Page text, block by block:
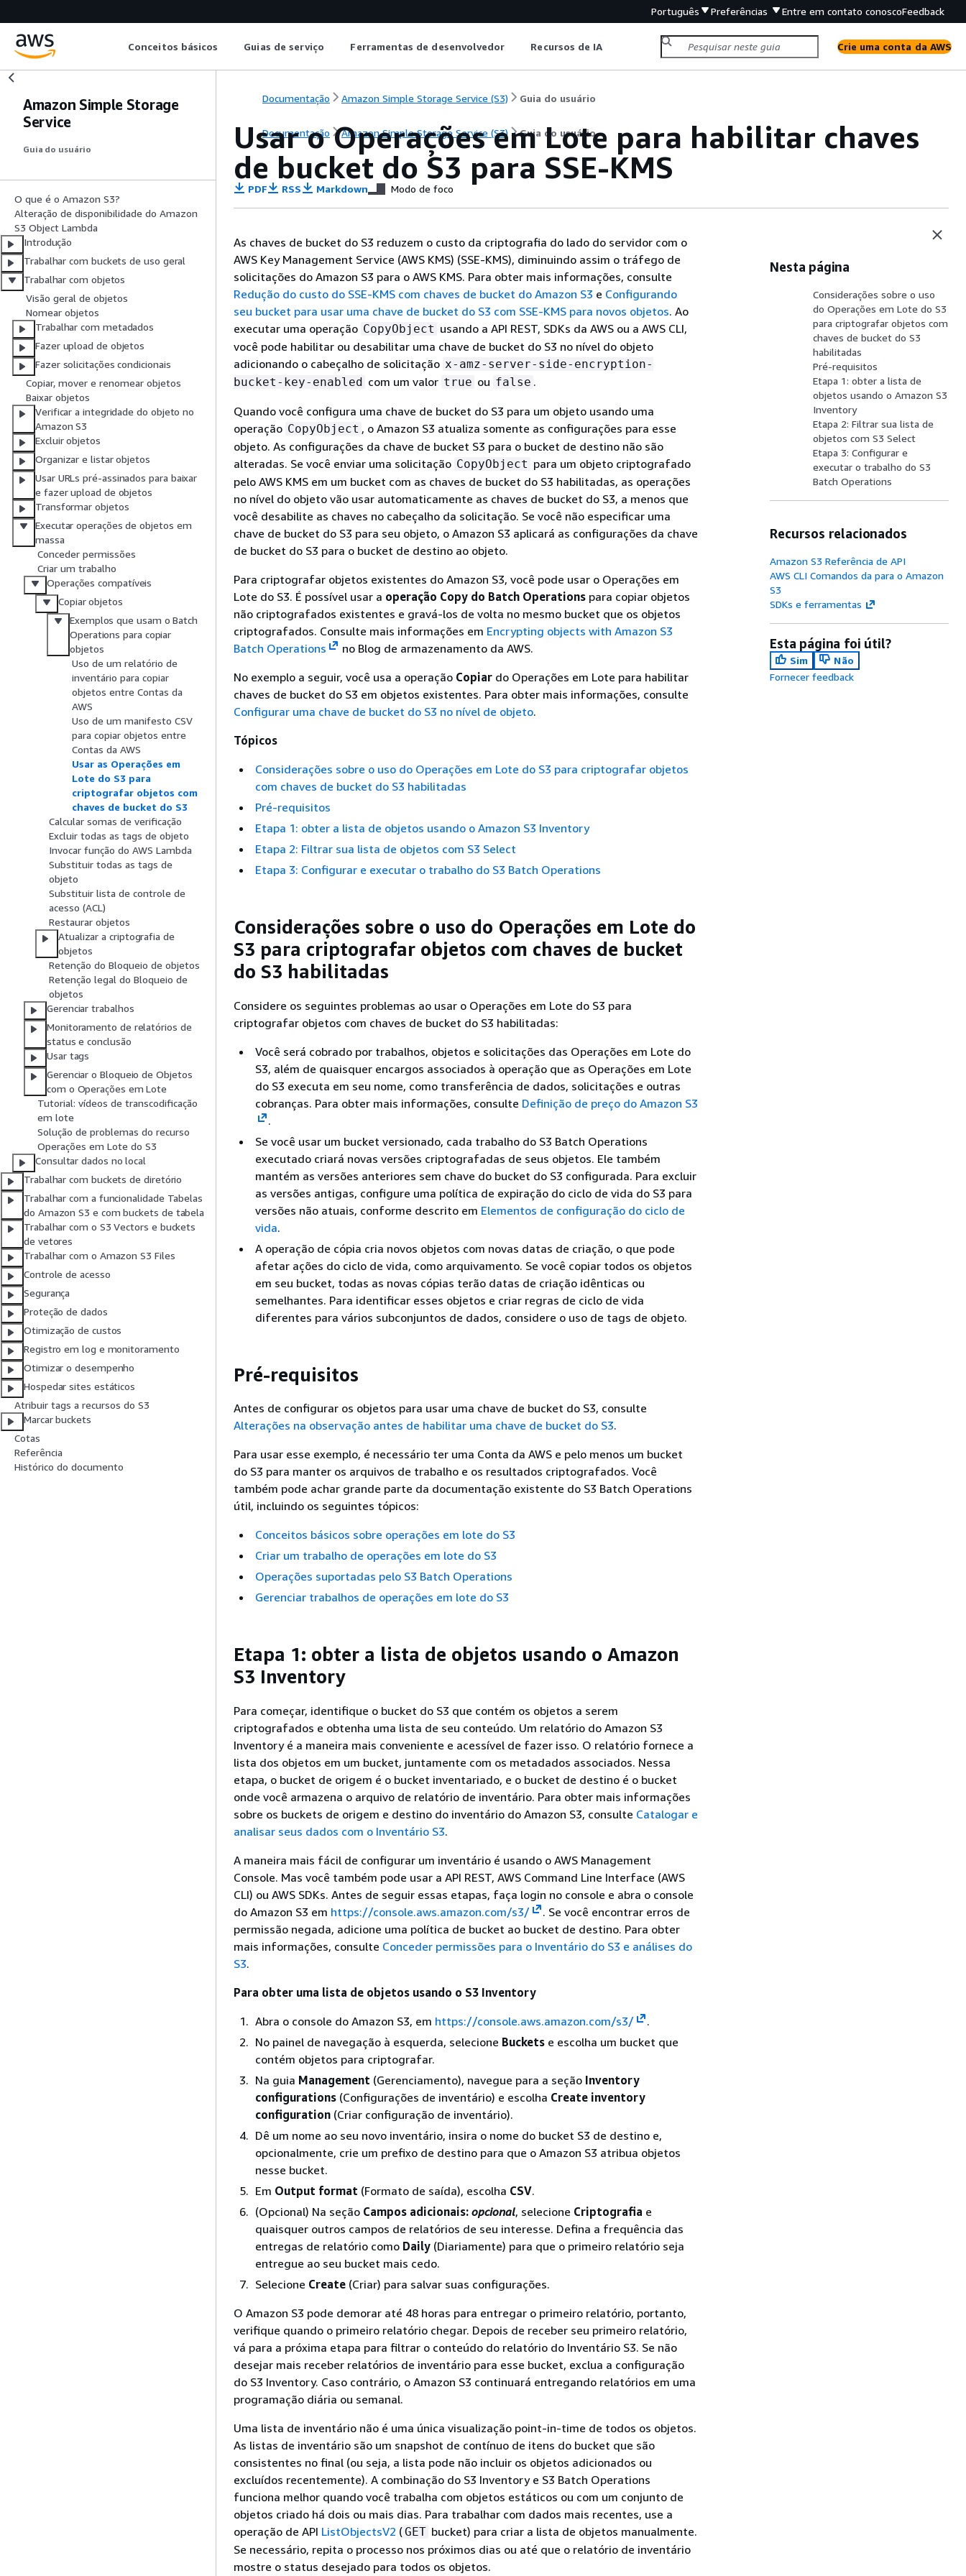
Português Preferências Entre em contato conoscoFeedback
Conceitos básicos Guias de serviço Ferramentas de desenvolvedor Recursos de IA Crie uma conta da AWS
Amazon Simple Storage
Service
Guia do usuário
O que é o Amazon S3?
Alteração de disponibilidade do Amazon
S3 Object Lambda
Introdução
Trabalhar com buckets de uso geral
Trabalhar com objetos
Visão geral de objetos
Nomear objetos
Trabalhar com metadados
Fazer upload de objetos
Fazer solicitações condicionais
Copiar, mover e renomear objetos
Baixar objetos
Verificar a integridade do objeto no
Amazon S3
Excluir objetos
Organizar e listar objetos
Usar URLs pré-assinados para baixar
e fazer upload de objetos
Transformar objetos
Executar operações de objetos em
massa
Conceder permissões
Criar um trabalho
Operações compatíveis
Copiar objetos
Exemplos que usam o Batch
Operations para copiar
objetos
Uso de um relatório de
inventário para copiar
objetos entre Contas da
AWS
Uso de um manifesto CSV
para copiar objetos entre
Contas da AWS
Usar as Operações em
Lote do S3 para
criptografar objetos com
chaves de bucket do S3
Calcular somas de verificação
Excluir todas as tags de objeto
Invocar função do AWS Lambda
Substituir todas as tags de
objeto
Substituir lista de controle de
acesso (ACL)
Restaurar objetos
Atualizar a criptografia de
objetos
Retenção do Bloqueio de objetos
Retenção legal do Bloqueio de
objetos
Gerenciar trabalhos
Monitoramento de relatórios de
status e conclusão
Usar tags
Gerenciar o Bloqueio de Objetos
com o Operações em Lote
Tutorial: vídeos de transcodificação
em lote
Solução de problemas do recurso
Operações em Lote do S3
Consultar dados no local
Trabalhar com buckets de diretório
Trabalhar com a funcionalidade Tabelas
do Amazon S3 e com buckets de tabela
Trabalhar com o S3 Vectors e buckets
de vetores
Trabalhar com o Amazon S3 Files
Controle de acesso
Segurança
Proteção de dados
Otimização de custos
Registro em log e monitoramento
Otimizar o desempenho
Hospedar sites estáticos
Atribuir tags a recursos do S3
Marcar buckets
Cotas
Referência
Histórico do documento
Documentação Amazon Simple Storage Service (S3) Guia do usuário
Documentação Amazon Simple Storage Service (S3) Guia do usuário
Usar o Operações em Lote para habilitar chaves
de bucket do S3 para SSE-KMS
PDF RSS Markdown Modo de foco
As chaves de bucket do S3 reduzem o custo da criptografia do lado do servidor com o
AWS Key Management Service (AWS KMS) (SSE-KMS), diminuindo assim o tráfego de
solicitações do Amazon S3 para o AWS KMS. Para obter mais informações, consulte
Redução do custo do SSE-KMS com chaves de bucket do Amazon S3 e Configurando
seu bucket para usar uma chave de bucket do S3 com SSE-KMS para novos objetos. Ao
executar uma operação CopyObject usando a API REST, SDKs da AWS ou a AWS CLI,
você pode habilitar ou desabilitar uma chave de bucket do S3 no nível do objeto
adicionando o cabeçalho de solicitação x-amz-server-side-encryption-
bucket-key-enabled com um valor true ou false .
Quando você configura uma chave de bucket do S3 para um objeto usando uma
operação CopyObject , o Amazon S3 atualiza somente as configurações para esse
objeto. As configurações da chave de bucket S3 para o bucket de destino não são
alteradas. Se você enviar uma solicitação CopyObject para um objeto criptografado
pelo AWS KMS em um bucket com as chaves de bucket do S3 habilitadas, as operações
no nível do objeto vão usar automaticamente as chaves de bucket do S3, a menos que
você desabilite as chaves no cabeçalho da solicitação. Se você não especificar uma
chave de bucket do S3 para seu objeto, o Amazon S3 aplicará as configurações da chave
de bucket do S3 para o bucket de destino ao objeto.
Para criptografar objetos existentes do Amazon S3, você pode usar o Operações em
Lote do S3. É possível usar a operação Copy do Batch Operations para copiar objetos
não criptografados existentes e gravá-los de volta no mesmo bucket que os objetos
criptografados. Consulte mais informações em Encrypting objects with Amazon S3
Batch Operations
no Blog de armazenamento da AWS.
No exemplo a seguir, você usa a operação Copiar do Operações em Lote para habilitar
chaves de bucket do S3 em objetos existentes. Para obter mais informações, consulte
Configurar uma chave de bucket do S3 no nível de objeto.
Tópicos
Considerações sobre o uso do Operações em Lote do S3 para criptografar objetos
com chaves de bucket do S3 habilitadas
Pré-requisitos
Etapa 1: obter a lista de objetos usando o Amazon S3 Inventory
Etapa 2: Filtrar sua lista de objetos com S3 Select
Etapa 3: Configurar e executar o trabalho do S3 Batch Operations
Considerações sobre o uso do Operações em Lote do
S3 para criptografar objetos com chaves de bucket
do S3 habilitadas
Considere os seguintes problemas ao usar o Operações em Lote do S3 para
criptografar objetos com chaves de bucket do S3 habilitadas:
Você será cobrado por trabalhos, objetos e solicitações das Operações em Lote do
S3, além de quaisquer encargos associados à operação que as Operações em Lote
do S3 executa em seu nome, como transferência de dados, solicitações e outras
cobranças. Para obter mais informações, consulte Definição de preço do Amazon S3
.
Se você usar um bucket versionado, cada trabalho do S3 Batch Operations
executado criará novas versões criptografadas de seus objetos. Ele também
mantém as versões anteriores sem chave do bucket do S3 configurada. Para excluir
as versões antigas, configure uma política de expiração do ciclo de vida do S3 para
versões não atuais, conforme descrito em Elementos de configuração do ciclo de
vida.
A operação de cópia cria novos objetos com novas datas de criação, o que pode
afetar ações do ciclo de vida, como arquivamento. Se você copiar todos os objetos
em seu bucket, todas as novas cópias terão datas de criação idênticas ou
semelhantes. Para identificar esses objetos e criar regras de ciclo de vida
diferentes para vários subconjuntos de dados, considere o uso de tags de objeto.
Pré-requisitos
Antes de configurar os objetos para usar uma chave de bucket do S3, consulte
Alterações na observação antes de habilitar uma chave de bucket do S3.
Para usar esse exemplo, é necessário ter uma Conta da AWS e pelo menos um bucket
do S3 para manter os arquivos de trabalho e os resultados criptografados. Você
também pode achar grande parte da documentação existente do S3 Batch Operations
útil, incluindo os seguintes tópicos:
Conceitos básicos sobre operações em lote do S3
Criar um trabalho de operações em lote do S3
Operações suportadas pelo S3 Batch Operations
Gerenciar trabalhos de operações em lote do S3
Etapa 1: obter a lista de objetos usando o Amazon
S3 Inventory
Para começar, identifique o bucket do S3 que contém os objetos a serem
criptografados e obtenha uma lista de seu conteúdo. Um relatório do Amazon S3
Inventory é a maneira mais conveniente e acessível de fazer isso. O relatório fornece a
lista dos objetos em um bucket, juntamente com os metadados associados. Nessa
etapa, o bucket de origem é o bucket inventariado, e o bucket de destino é o bucket
onde você armazena o arquivo de relatório de inventário. Para obter mais informações
sobre os buckets de origem e destino do inventário do Amazon S3, consulte Catalogar e
analisar seus dados com o Inventário S3.
A maneira mais fácil de configurar um inventário é usando o AWS Management
Console. Mas você também pode usar a API REST, AWS Command Line Interface (AWS
CLI) ou AWS SDKs. Antes de seguir essas etapas, faça login no console e abra o console
do Amazon S3 em https://console.aws.amazon.com/s3/
. Se você encontrar erros de
permissão negada, adicione uma política de bucket ao bucket de destino. Para obter
mais informações, consulte Conceder permissões para o Inventário do S3 e análises do
S3.
Para obter uma lista de objetos usando o S3 Inventory
Abra o console do Amazon S3, em https://console.aws.amazon.com/s3/
.
No painel de navegação à esquerda, selecione Buckets e escolha um bucket que
contém objetos para criptografar.
Na guia Management (Gerenciamento), navegue para a seção Inventory
configurations (Configurações de inventário) e escolha Create inventory
configuration (Criar configuração de inventário).
Dê um nome ao seu novo inventário, insira o nome do bucket S3 de destino e,
opcionalmente, crie um prefixo de destino para que o Amazon S3 atribua objetos
nesse bucket.
Em Output format (Formato de saída), escolha CSV.
(Opcional) Na seção Campos adicionais: opcional, selecione Criptografia e
quaisquer outros campos de relatórios de seu interesse. Defina a frequência das
entregas de relatório como Daily (Diariamente) para que o primeiro relatório seja
entregue ao seu bucket mais cedo.
Selecione Create (Criar) para salvar suas configurações.
O Amazon S3 pode demorar até 48 horas para entregar o primeiro relatório, portanto,
verifique quando o primeiro relatório chegar. Depois de receber seu primeiro relatório,
vá para a próxima etapa para filtrar o conteúdo do relatório do Inventário S3. Se não
desejar mais receber relatórios de inventário para esse bucket, exclua a configuração
do S3 Inventory. Caso contrário, o Amazon S3 continuará entregando relatórios em uma
programação diária ou semanal.
Uma lista de inventário não é uma única visualização point-in-time de todos os objetos.
As listas de inventário são um snapshot de contínuo de itens do bucket que são
consistentes no final (ou seja, a lista pode não incluir os objetos adicionados ou
excluídos recentemente). A combinação do S3 Inventory e S3 Batch Operations
funciona melhor quando você trabalha com objetos estáticos ou com um conjunto de
objetos criado há dois ou mais dias. Para trabalhar com dados mais recentes, use a
operação de API ListObjectsV2 (GET bucket) para criar a lista de objetos manualmente.
Se necessário, repita o processo nos próximos dias ou até que o relatório de inventário
mostre o status desejado para todos os objetos.
Nesta página
Considerações sobre o uso
do Operações em Lote do S3
para criptografar objetos com
chaves de bucket do S3
habilitadas
Pré-requisitos
Etapa 1: obter a lista de
objetos usando o Amazon S3
Inventory
Etapa 2: Filtrar sua lista de
objetos com S3 Select
Etapa 3: Configurar e
executar o trabalho do S3
Batch Operations
Recursos relacionados
Amazon S3 Referência de API
AWS CLI Comandos da para o Amazon
S3
SDKs e ferramentas
Esta página foi útil?
Sim
Não
Fornecer feedback